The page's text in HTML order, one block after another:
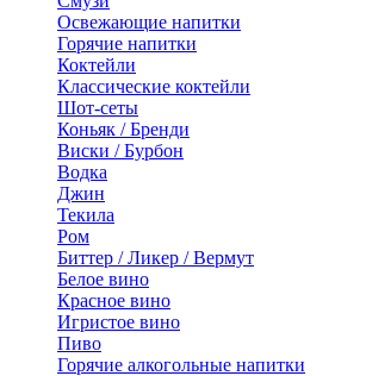
Освежающие напитки
Горячие напитки
Коктейли
Классические коктейли
Шот-сеты
Коньяк / Бренди
Виски / Бурбон
Водка
Джин
Текила
Ром
Биттер / Ликер / Вермут
Белое вино
Красное вино
Игристое вино
Пиво
Горячие алкогольные напитки